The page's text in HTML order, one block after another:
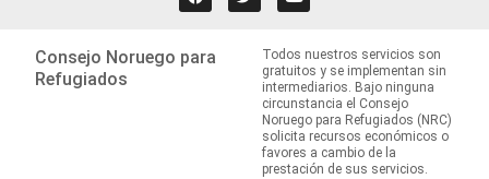
Consejo Noruego para
Refugiados
Todos nuestros servicios son
gratuitos y se implementan sin
intermediarios. Bajo ninguna
circunstancia el Consejo
Noruego para Refugiados (NRC)
solicita recursos económicos o
favores a cambio de la
prestación de sus servicios.